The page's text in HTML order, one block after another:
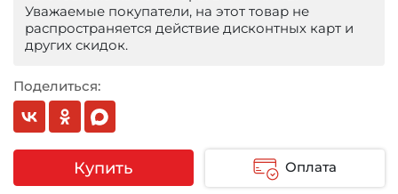
Уважаемые покупатели, на этот товар не
распространяется действие дисконтных карт и
других скидок.
Поделиться:
Купить Оплата